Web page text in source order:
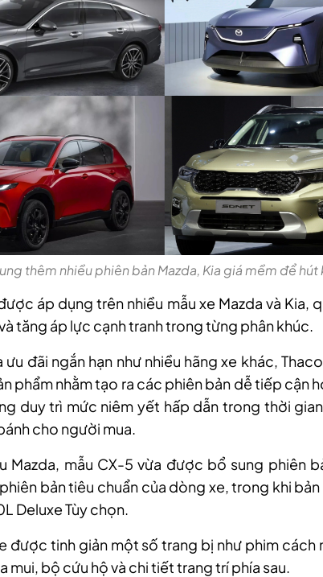
thêm nhiều phiên bản Mazda, Kia giá mềm để hút
áp dụng trên nhiều mẫu xe Mazda và Kia,
tăng áp lực cạnh tranh trong từng phân khúc.
ưu đãi ngắn hạn như nhiều hãng xe khác,
phẩm nhằm tạo ra các phiên bản dễ tiếp cận
duy trì mức niêm yết hấp dẫn trong thời
cho người mua.
Mazda, mẫu CX-5 vừa được bổ sung phiên
bản tiêu chuẩn của dòng xe, trong khi
Deluxe Tùy chọn.
được tinh giản một số trang bị như phim cách
mui, bộ cứu hộ và chi tiết trang trí phía sau.